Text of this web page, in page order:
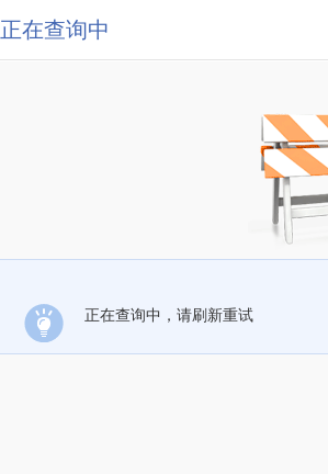
正在查询中
正在查询中，请刷新重试